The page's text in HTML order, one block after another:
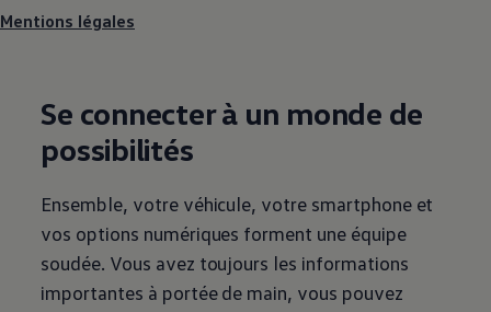
Mentions légales
Se connecter à un monde de
possibilités
Ensemble, votre véhicule, votre smartphone et
vos options numériques forment une équipe
soudée. Vous avez toujours les informations
importantes à portée de main, vous pouvez